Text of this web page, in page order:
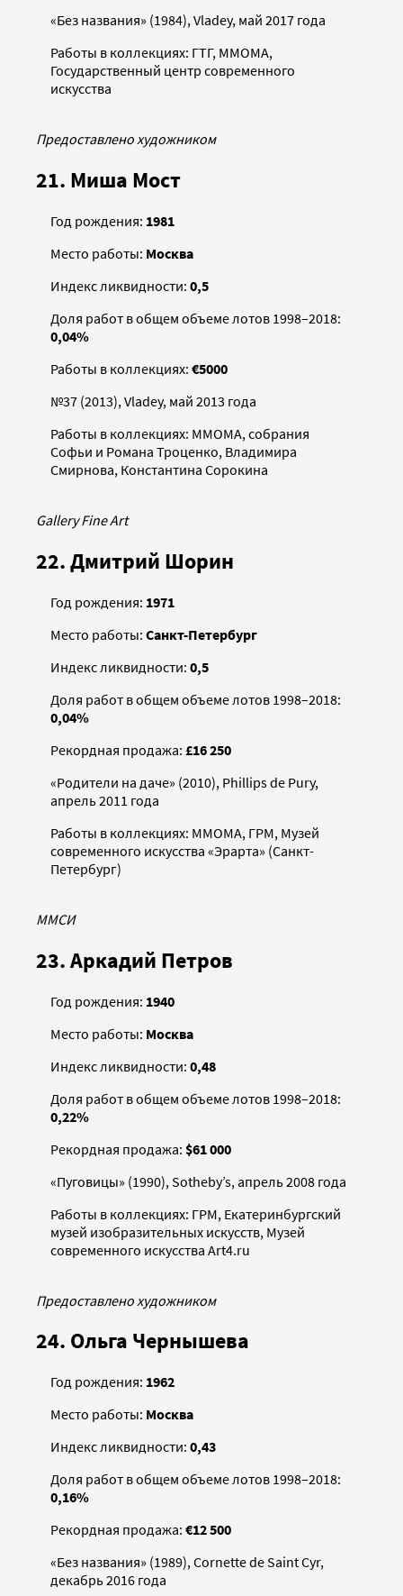
«Без названия» (1984), Vladey, май 2017 года
Работы в коллекциях: ГТГ, ММОМА,
Государственный центр современного
искусства
Предоставлено художником
21. Миша Мост
Год рождения: 1981
Место работы: Москва
Индекс ликвидности: 0,5
Доля работ в общем объеме лотов 1998–2018:
0,04%
Работы в коллекциях: €5000
№37 (2013), Vladey, май 2013 года
Работы в коллекциях: ММОМА, собрания
Софьи и Романа Троценко, Владимира
Смирнова, Константина Сорокина
Gallery Fine Art
22. Дмитрий Шорин
Год рождения: 1971
Место работы: Санкт-Петербург
Индекс ликвидности: 0,5
Доля работ в общем объеме лотов 1998–2018:
0,04%
Рекордная продажа: £16 250
«Родители на даче» (2010), Phillips de Pury,
апрель 2011 года
Работы в коллекциях: ММОМА, ГРМ, Музей
современного искусства «Эрарта» (Санкт-
Петербург)
ММСИ
23. Аркадий Петров
Год рождения: 1940
Место работы: Москва
Индекс ликвидности: 0,48
Доля работ в общем объеме лотов 1998–2018:
0,22%
Рекордная продажа: $61 000
«Пуговицы» (1990), Sotheby’s, апрель 2008 года
Работы в коллекциях: ГРМ, Екатеринбургский
музей изобразительных искусств, Музей
современного искусства Art4.ru
Предоставлено художником
24. Ольга Чернышева
Год рождения: 1962
Место работы: Москва
Индекс ликвидности: 0,43
Доля работ в общем объеме лотов 1998–2018:
0,16%
Рекордная продажа: €12 500
«Без названия» (1989), Cornette de Saint Cyr,
декабрь 2016 года